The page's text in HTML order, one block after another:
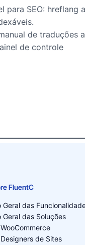
para SEO: hreflang
de traduções
de controle
FluentC
Geral das
Geral das Soluções
de Sites